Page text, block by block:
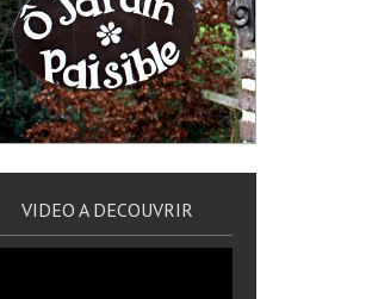
VIDEO A DECOUVRIR